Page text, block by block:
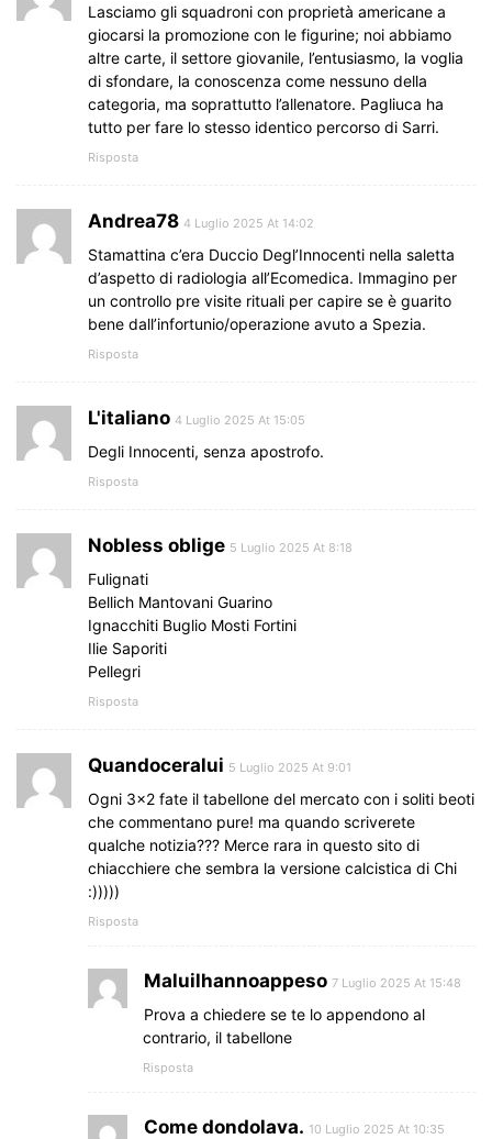
Lasciamo gli squadroni con proprietà americane a
giocarsi la promozione con le figurine; noi abbiamo
altre carte, il settore giovanile, l’entusiasmo, la voglia
di sfondare, la conoscenza come nessuno della
categoria, ma soprattutto l’allenatore. Pagliuca ha
tutto per fare lo stesso identico percorso di Sarri.
Risposta
Andrea78 4 Luglio 2025 At 14:02
Stamattina c’era Duccio Degl’Innocenti nella saletta
d’aspetto di radiologia all’Ecomedica. Immagino per
un controllo pre visite rituali per capire se è guarito
bene dall’infortunio/operazione avuto a Spezia.
Risposta
L'italiano 4 Luglio 2025 At 15:05
Degli Innocenti, senza apostrofo.
Risposta
Nobless oblige 5 Luglio 2025 At 8:18
Fulignati
Bellich Mantovani Guarino
Ignacchiti Buglio Mosti Fortini
Ilie Saporiti
Pellegri
Risposta
Quandoceralui 5 Luglio 2025 At 9:01
Ogni 3×2 fate il tabellone del mercato con i soliti beoti
che commentano pure! ma quando scriverete
qualche notizia??? Merce rara in questo sito di
chiacchiere che sembra la versione calcistica di Chi
:)))))
Risposta
Maluilhannoappeso 7 Luglio 2025 At 15:48
Prova a chiedere se te lo appendono al
contrario, il tabellone
Risposta
Come dondolava. 10 Luglio 2025 At 10:35